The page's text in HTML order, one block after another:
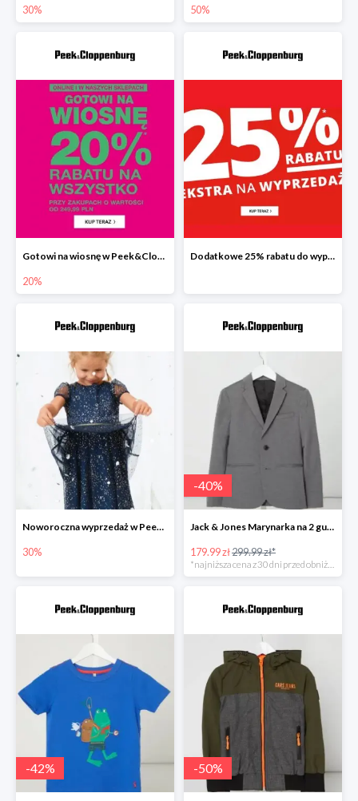
30% 50%
Gotowi na wiosnę w Peek&Cloppenburg wszystko -20%
20%
Dodatkowe 25% rabatu do wyprzedaży w Peek&Cloppenburg
Noworoczna wyprzedaż w Peek&Cloppenburg do -30%
30%
-40%
Jack & Jones Marynarka na 2 guziki z ozdobnymi wypustkami model ‘Steven’ -40%
179.99 zł299.99 zł*
-42% -50%